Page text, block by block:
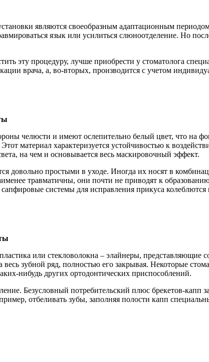
являются своеобразным адаптационным
язык или усилиться слюноотделение. Но
эту процедуру, лучше приобрести у стоматолога
врача, а, во-вторых, производится с учетом
челюсти и имеют ослепительно белый цвет, что на
материал характеризуется устойчивостью к
на чем и основывается весь маскировочный эффект.
довольно простыми в уходе. Иногда их носят в
травматичны, они почти не приводят к
системы для исправления прикуса колеблются
или стекловолокна – элайнеры, представляющие
зубной ряд, полностью его закрывая. Некоторые
нибудь других ортодонтических приспособлений.
Безусловный потребительский плюс брекетов-капп
отбеливать зубы, заполняя полости капп